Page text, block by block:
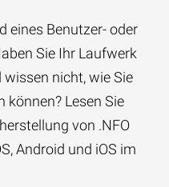
eines Benutzer- oder
Sie Ihr Laufwerk
nicht, wie Sie
können? Lesen Sie
von .NFO
Android und iOS im